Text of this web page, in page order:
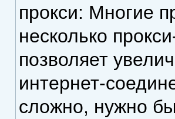
прокси: Многие
несколько
позволяет
интернет-
сложно, нужно